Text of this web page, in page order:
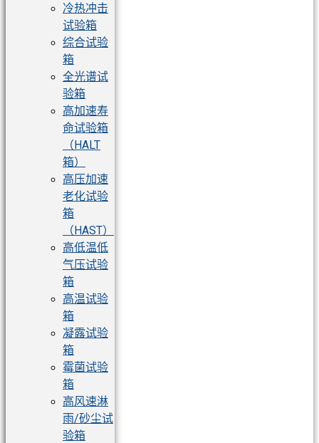
冷热冲击
试验箱
综合试验
箱
全光谱试
验箱
高加速寿
命试验箱
（HALT
箱）
高压加速
老化试验
箱
（HAST）
高低温低
气压试验
箱
高温试验
箱
凝露试验
箱
霉菌试验
箱
高风速淋
雨/砂尘试
验箱